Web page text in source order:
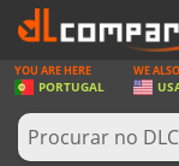
JOGOS
GAME CARDS
YOU ARE HERE
PORTUGAL
WE